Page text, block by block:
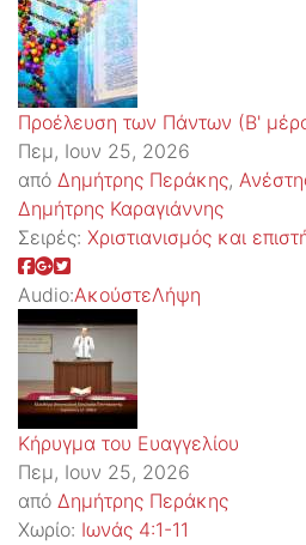
Προέλευση των Πάντων (Β'
Πεμ, Ιουν 25, 2026
από Δημήτρης Περάκης,
Δημήτρης Καραγιάννης
Σειρές: Χριστιανισμός και
Audio:ΑκούστεΛήψη
Κήρυγμα του Ευαγγελίου
Πεμ, Ιουν 25, 2026
από Δημήτρης Περάκης
Χωρίο: Ιωνάς 4:1-11